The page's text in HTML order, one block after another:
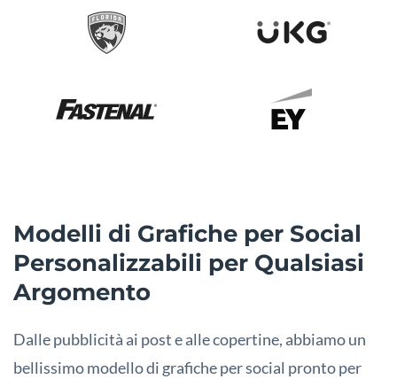
Modelli di Grafiche per Social
Personalizzabili per Qualsiasi
Argomento
Dalle pubblicità ai post e alle copertine, abbiamo un
bellissimo modello di grafiche per social pronto per